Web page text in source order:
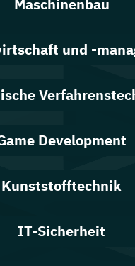
Maschinenbau
und -
Development
Kunststofftechnik
IT-Sicherheit